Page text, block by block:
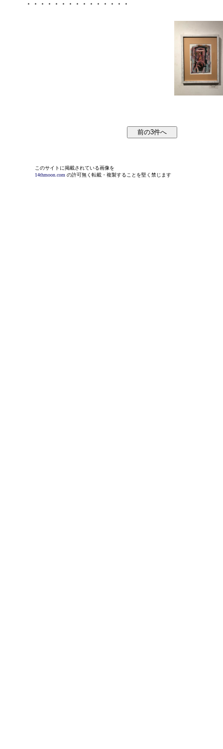
・・・・・・・・・・・・・・・
このサイトに掲載されている画像を
14thmoon.com の許可無く転載・複製することを堅く禁じます